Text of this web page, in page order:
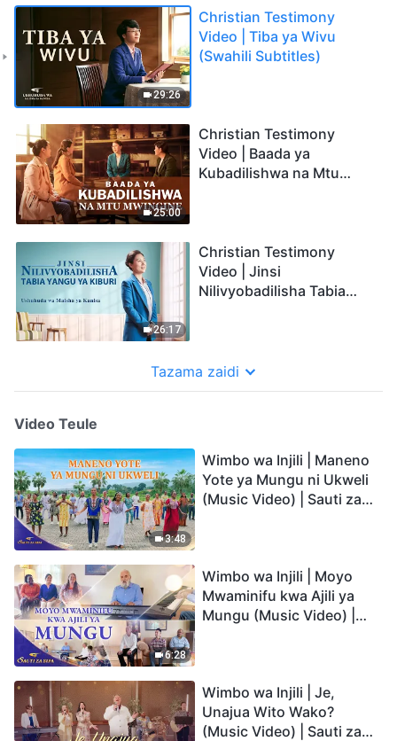
29:26
Christian Testimony
Video | Tiba ya Wivu
(Swahili Subtitles)
25:00
Christian Testimony
Video | Baada ya
Kubadilishwa na Mtu
26:17
Christian Testimony
Video | Jinsi
Nilivyobadilisha Tabia
Tazama zaidi
Video Teule
3:48
Wimbo wa Injili | Maneno
Yote ya Mungu ni Ukweli
(Music Video) | Sauti za
6:28
Wimbo wa Injili | Moyo
Mwaminifu kwa Ajili ya
Mungu (Music Video) |
Wimbo wa Injili | Je,
Unajua Wito Wako?
(Music Video) | Sauti za